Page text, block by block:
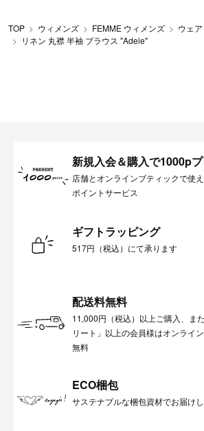
TOP ウィメンズ FEMME ウィメンズ ウェア
リネン 丸襟 半袖 ブラウス "Adele"
新規入会＆購入で1000p
店舗とオンラインブティックで使
ポイントサービス
ギフトラッピング
517円（税込）にて承ります
配送料無料
11,000円（税込）以上ご購入、ま
リート」以上の会員様はオンライ
無料
ECO梱包
サステナブルな梱包資材でお届け